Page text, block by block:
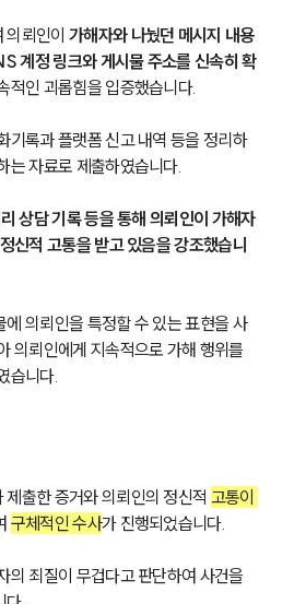
의뢰인이 가해자와 나눴던 메시지 내용
계정 링크와 게시물 주소를 신속히 확
적인 괴롭힘을 입증했습니다.
기록과 플랫폼 신고 내역 등을 정리하
는 자료로 제출하였습니다.
상담 기록 등을 통해 의뢰인이 가해자
신적 고통을 받고 있음을 강조했습니
의뢰인을 특정할 수 있는 표현을 사
의뢰인에게 지속적으로 가해 행위를
습니다.
출한 증거와 의뢰인의 정신적 고통이
구체적인 수사가 진행되었습니다.
의 죄질이 무겁다고 판단하여 사건을